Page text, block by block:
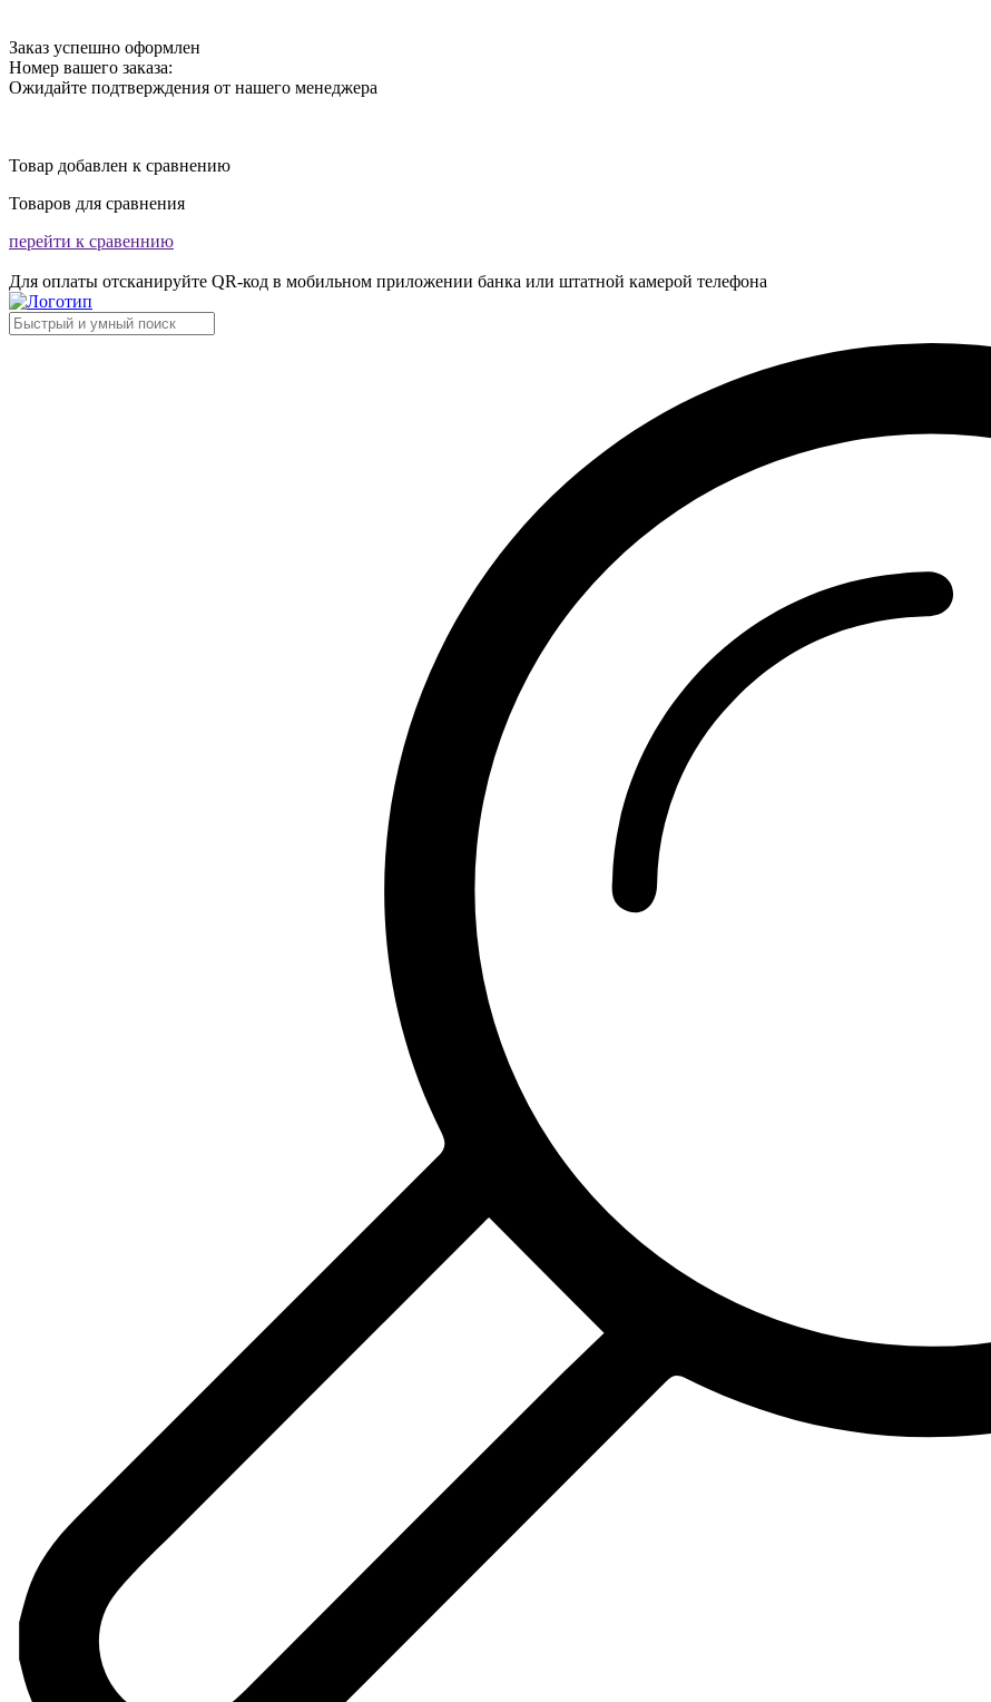
Заказ успешно оформлен
Номер вашего заказа:
Ожидайте подтверждения от нашего менеджера
Товар добавлен к сравнению
Товаров для сравнения
перейти к сравеннию
Для оплаты отсканируйте QR-код в мобильном приложении банка или штатной камерой телефона